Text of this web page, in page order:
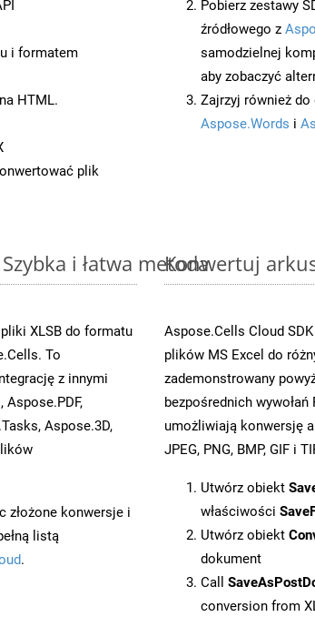
i formatem
HTML.
plik
Pobierz zestawy
źródłowego z
samodzielnej
aby zobaczyć
Zajrzyj również do
Aspose.Words i
i łatwa metoda
XLSB do formatu
To
z innymi
Aspose.3D,
złożone konwersje i
listą
.
Konwertuj
Aspose.Cells Cloud
plików MS Excel do
zademonstrowany
bezpośrednich wywołań
umożliwiają konwersję
JPEG, PNG, BMP, GIF i
Utwórz obiekt
właściwości
Utwórz obiekt
dokument
Call
conversion from